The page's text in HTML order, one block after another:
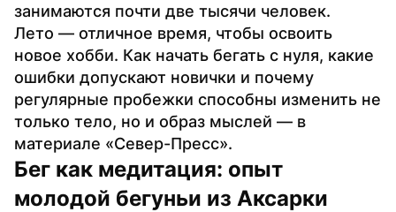
занимаются почти две тысячи человек.
Лето — отличное время, чтобы освоить
новое хобби. Как начать бегать с нуля, какие
ошибки допускают новички и почему
регулярные пробежки способны изменить не
только тело, но и образ мыслей — в
материале «Север-Пресс».
Бег как медитация: опыт
молодой бегуньи из Аксарки